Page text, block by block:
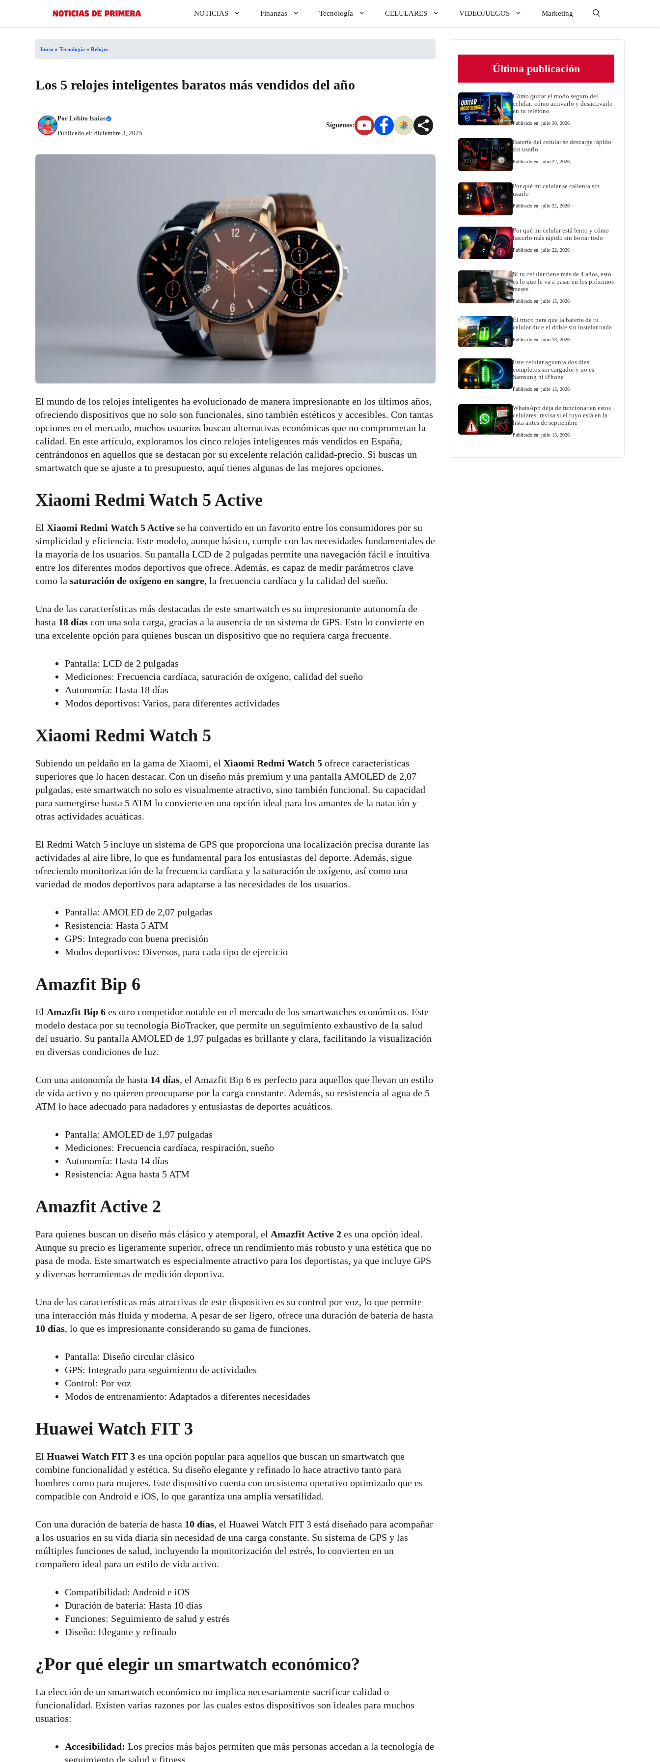
NOTICIAS Finanzas Tecnología CELULARES VIDEOJUEGOS Marketing
Inicio » Tecnología » Relojes
Los 5 relojes inteligentes baratos más vendidos del año
Por Lobito Isaias
Publicado el: diciembre 3, 2025
Síguenos:
El mundo de los relojes inteligentes ha evolucionado de manera impresionante en los últimos años,
ofreciendo dispositivos que no solo son funcionales, sino también estéticos y accesibles. Con tantas
opciones en el mercado, muchos usuarios buscan alternativas económicas que no comprometan la
calidad. En este artículo, exploramos los cinco relojes inteligentes más vendidos en España,
centrándonos en aquellos que se destacan por su excelente relación calidad-precio. Si buscas un
smartwatch que se ajuste a tu presupuesto, aquí tienes algunas de las mejores opciones.
Xiaomi Redmi Watch 5 Active
El Xiaomi Redmi Watch 5 Active se ha convertido en un favorito entre los consumidores por su
simplicidad y eficiencia. Este modelo, aunque básico, cumple con las necesidades fundamentales de
la mayoría de los usuarios. Su pantalla LCD de 2 pulgadas permite una navegación fácil e intuitiva
entre los diferentes modos deportivos que ofrece. Además, es capaz de medir parámetros clave
como la saturación de oxígeno en sangre, la frecuencia cardíaca y la calidad del sueño.
Una de las características más destacadas de este smartwatch es su impresionante autonomía de
hasta 18 días con una sola carga, gracias a la ausencia de un sistema de GPS. Esto lo convierte en
una excelente opción para quienes buscan un dispositivo que no requiera carga frecuente.
Pantalla: LCD de 2 pulgadas
Mediciones: Frecuencia cardíaca, saturación de oxígeno, calidad del sueño
Autonomía: Hasta 18 días
Modos deportivos: Varios, para diferentes actividades
Xiaomi Redmi Watch 5
Subiendo un peldaño en la gama de Xiaomi, el Xiaomi Redmi Watch 5 ofrece características
superiores que lo hacen destacar. Con un diseño más premium y una pantalla AMOLED de 2,07
pulgadas, este smartwatch no solo es visualmente atractivo, sino también funcional. Su capacidad
para sumergirse hasta 5 ATM lo convierte en una opción ideal para los amantes de la natación y
otras actividades acuáticas.
El Redmi Watch 5 incluye un sistema de GPS que proporciona una localización precisa durante las
actividades al aire libre, lo que es fundamental para los entusiastas del deporte. Además, sigue
ofreciendo monitorización de la frecuencia cardíaca y la saturación de oxígeno, así como una
variedad de modos deportivos para adaptarse a las necesidades de los usuarios.
Pantalla: AMOLED de 2,07 pulgadas
Resistencia: Hasta 5 ATM
GPS: Integrado con buena precisión
Modos deportivos: Diversos, para cada tipo de ejercicio
Amazfit Bip 6
El Amazfit Bip 6 es otro competidor notable en el mercado de los smartwatches económicos. Este
modelo destaca por su tecnología BioTracker, que permite un seguimiento exhaustivo de la salud
del usuario. Su pantalla AMOLED de 1,97 pulgadas es brillante y clara, facilitando la visualización
en diversas condiciones de luz.
Con una autonomía de hasta 14 días, el Amazfit Bip 6 es perfecto para aquellos que llevan un estilo
de vida activo y no quieren preocuparse por la carga constante. Además, su resistencia al agua de 5
ATM lo hace adecuado para nadadores y entusiastas de deportes acuáticos.
Pantalla: AMOLED de 1,97 pulgadas
Mediciones: Frecuencia cardíaca, respiración, sueño
Autonomía: Hasta 14 días
Resistencia: Agua hasta 5 ATM
Amazfit Active 2
Para quienes buscan un diseño más clásico y atemporal, el Amazfit Active 2 es una opción ideal.
Aunque su precio es ligeramente superior, ofrece un rendimiento más robusto y una estética que no
pasa de moda. Este smartwatch es especialmente atractivo para los deportistas, ya que incluye GPS
y diversas herramientas de medición deportiva.
Una de las características más atractivas de este dispositivo es su control por voz, lo que permite
una interacción más fluida y moderna. A pesar de ser ligero, ofrece una duración de batería de hasta
10 días, lo que es impresionante considerando su gama de funciones.
Pantalla: Diseño circular clásico
GPS: Integrado para seguimiento de actividades
Control: Por voz
Modos de entrenamiento: Adaptados a diferentes necesidades
Huawei Watch FIT 3
El Huawei Watch FIT 3 es una opción popular para aquellos que buscan un smartwatch que
combine funcionalidad y estética. Su diseño elegante y refinado lo hace atractivo tanto para
hombres como para mujeres. Este dispositivo cuenta con un sistema operativo optimizado que es
compatible con Android e iOS, lo que garantiza una amplia versatilidad.
Con una duración de batería de hasta 10 días, el Huawei Watch FIT 3 está diseñado para acompañar
a los usuarios en su vida diaria sin necesidad de una carga constante. Su sistema de GPS y las
múltiples funciones de salud, incluyendo la monitorización del estrés, lo convierten en un
compañero ideal para un estilo de vida activo.
Compatibilidad: Android e iOS
Duración de batería: Hasta 10 días
Funciones: Seguimiento de salud y estrés
Diseño: Elegante y refinado
¿Por qué elegir un smartwatch económico?
La elección de un smartwatch económico no implica necesariamente sacrificar calidad o
funcionalidad. Existen varias razones por las cuales estos dispositivos son ideales para muchos
usuarios:
Accesibilidad: Los precios más bajos permiten que más personas accedan a la tecnología de
seguimiento de salud y fitness.
Última publicación
Cómo quitar el modo seguro del
celular: cómo activarlo y desactivarlo
en tu teléfono
Publicado en: julio 30, 2026
Batería del celular se descarga rápido
sin usarlo
Publicado en: julio 22, 2026
Por qué mi celular se calienta sin
usarlo
Publicado en: julio 22, 2026
Por qué mi celular está lento y cómo
hacerlo más rápido sin borrar todo
Publicado en: julio 22, 2026
Si tu celular tiene más de 4 años, esto
es lo que le va a pasar en los próximos
meses
Publicado en: julio 15, 2026
El truco para que la batería de tu
celular dure el doble sin instalar nada
Publicado en: julio 13, 2026
Este celular aguanta dos días
completos sin cargador y no es
Samsung ni iPhone
Publicado en: julio 13, 2026
WhatsApp deja de funcionar en estos
celulares: revisa si el tuyo está en la
lista antes de septiembre
Publicado en: julio 13, 2026